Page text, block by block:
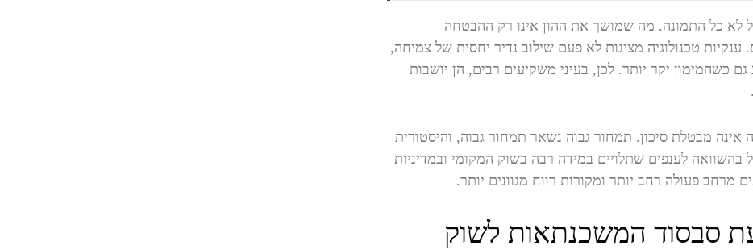
לא כל התמונה. מה שמושך את ההון אינו רק ההבטחה
ענקיות טכנולוגיה מציגות לא פעם שילוב נדיר יחסית של צמיחה,
כשהמימון יקר יותר. לכן, בעיני משקיעים רבים, הן יושבות
אינה מבטלת סיכון. תמחור גבוה נשאר תמחור גבוה, והיסטורית
בהשוואה לענפים שתלויים במידה רבה בשוק המקומי ובמדיניות
מרחב פעולה רחב יותר ומקורות רווח מגוונים יותר.
סבסוד המשכנתאות לשוק